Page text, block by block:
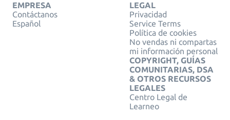
EMPRESA
Contáctanos
Español
LEGAL
Privacidad
Service Terms
Política de cookies
No vendas ni compartas
mi información personal
COPYRIGHT, GUÍAS
COMUNITARIAS, DSA
& OTROS RECURSOS
LEGALES
Centro Legal de
Learneo